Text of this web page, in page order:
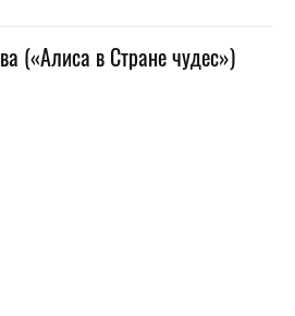
(«Алиса в Стране чудес»)